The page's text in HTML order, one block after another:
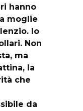
hanno
moglie
Io
Non
ma
la
che
da